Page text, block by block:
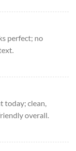
perfect; no
today; clean,
overall.